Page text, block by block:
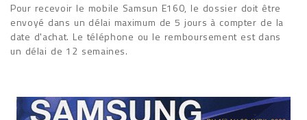
Pour recevoir le mobile Samsun E160, le dossier doit être
envoyé dans un délai maximum de 5 jours à compter de la
date d'achat. Le téléphone ou le remboursement est dans
un délai de 12 semaines.